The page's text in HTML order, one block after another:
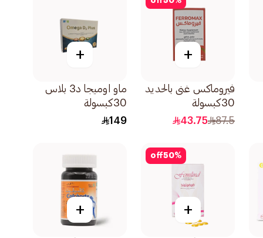
+
فيروماكس غنى بالحديد
30كبسولة
87.5
43.75
+
ماو اوميجا د3 بلاس
30كبسولة
149
50%
off
+
+